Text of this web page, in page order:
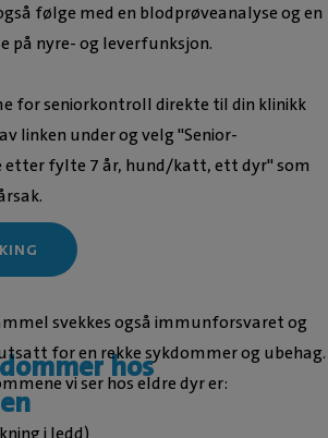
følge med en blodprøveanalyse og en
på nyre- og leverfunksjon.
for seniorkontroll direkte til din klinikk
linken under og velg "Senior-
etter fylte 7 år, hund/katt, ett dyr" som
hos
svekkes også immunforsvaret og
for en rekke sykdommer og ubehag.
vi ser hos eldre dyr er: